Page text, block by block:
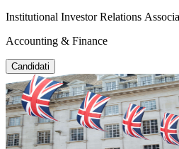
Institutional Investor Relations
Accounting & Finance
Candidati